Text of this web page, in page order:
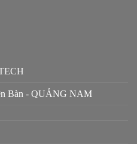
Bàn - QUẢNG NAM